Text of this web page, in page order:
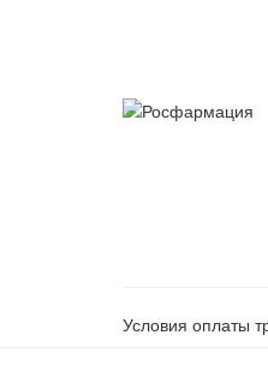
Условия оплаты